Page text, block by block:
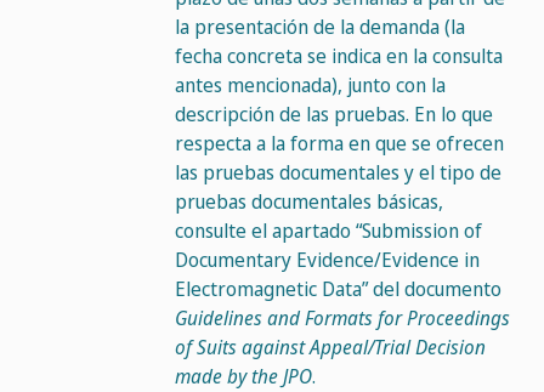
la presentación de la demanda (la
fecha concreta se indica en la consulta
antes mencionada), junto con la
descripción de las pruebas. En lo que
respecta a la forma en que se ofrecen
las pruebas documentales y el tipo de
pruebas documentales básicas,
consulte el apartado “Submission of
Documentary Evidence/Evidence in
Electromagnetic Data” del documento
Guidelines and Formats for Proceedings
of Suits against Appeal/Trial Decision
made by the JPO.